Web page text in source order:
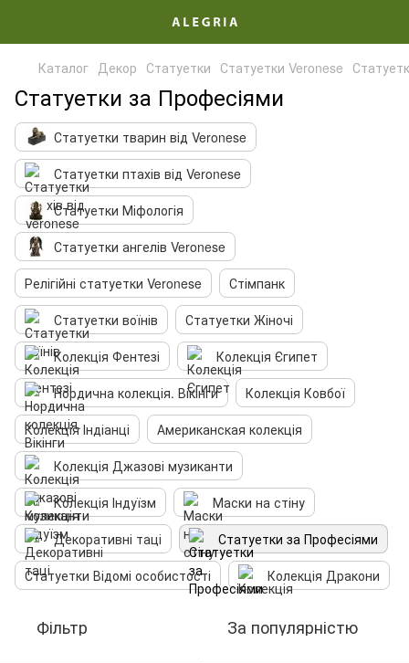
Каталог Декор Статуетки Статуетки Veronese
Статуетки за Професіями
Статуетки тварин від Veronese
Статуетки птахів від Veronese
Статуетки Міфологія
Статуетки ангелів Veronese
Релігійні статуетки Veronese
Стімпанк
Статуетки воїнів
Статуетки Жіночі
Колекція Фентезі
Колекція Єгипет
Нордична колекція. Вікінги
Колекція Ковбої
Колекція Індіанці
Американская колекція
Колекція Джазові музиканти
Колекція Індуїзм
Маски на стіну
Декоративні таці
Статуетки за Професіями
Статуетки Відомі особистості
Колекція Дракони
Фільтр За популярністю